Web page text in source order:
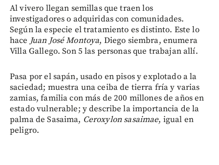
Al vivero llegan semillas que traen los
investigadores o adquiridas con comunidades.
Según la especie el tratamiento es distinto. Este lo
hace Juan José Montoya, Diego siembra, enumera
Villa Gallego. Son 5 las personas que trabajan allí.
Pasa por el sapán, usado en pisos y explotado a la
saciedad; muestra una ceiba de tierra fría y varias
zamias, familia con más de 200 millones de años en
estado vulnerable; y describe la importancia de la
palma de Sasaima, Ceroxylon sasaimae, igual en
peligro.